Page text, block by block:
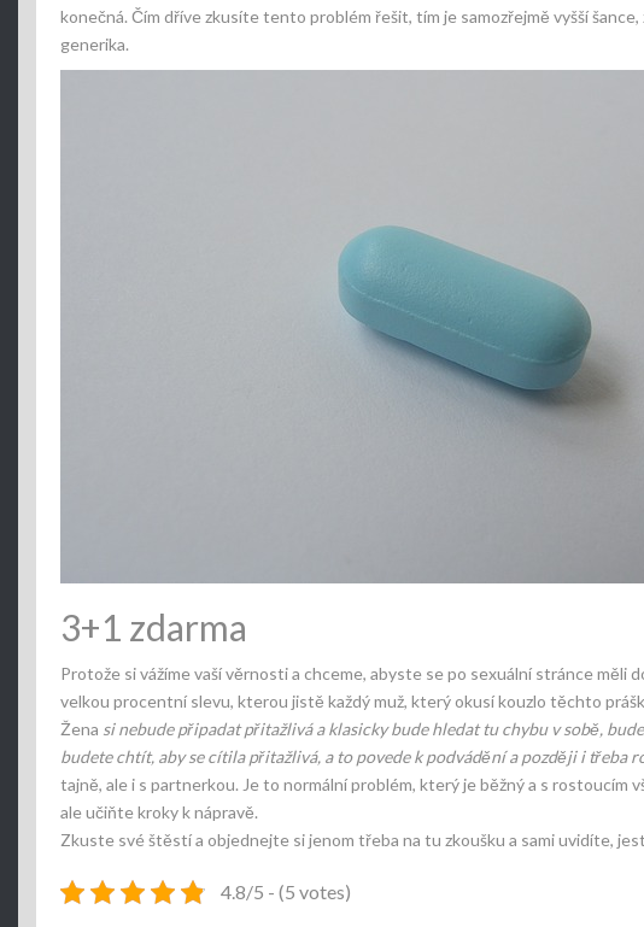
konečná. Čím dříve zkusíte tento problém řešit, tím je samozřejmě vyšší
generika.
3+1 zdarma
Protože si vážíme vaší věrnosti a chceme, abyste se po sexuální stránce měli
velkou procentní slevu, kterou jistě každý muž, který okusí kouzlo těchto
Žena si nebude připadat přitažlivá a klasicky bude hledat tu chybu v sobě,
budete chtít, aby se cítila přitažlivá, a to povede k podvádění a později i třeba
tajně, ale i s partnerkou. Je to normální problém, který je běžný a s
ale učiňte kroky k nápravě.
Zkuste své štěstí a objednejte si jenom třeba na tu zkoušku a sami uvidíte,
4.8/5 - (5 votes)